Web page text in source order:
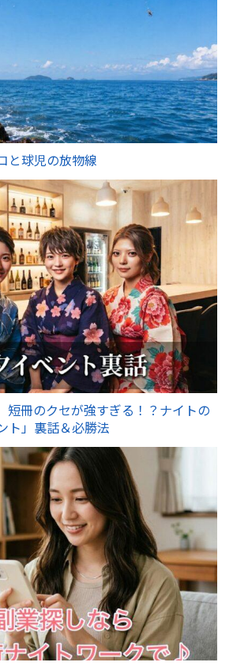
と球児の放物線
短冊のクセが強すぎる！？ナイトの
ト」裏話＆必勝法